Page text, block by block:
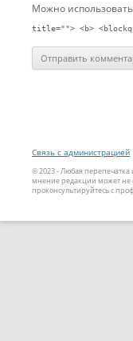
Можно
title=""> <b>
Связь с администрацией
© 2023 - Любая
мнение редакции может не
проконсультируйтесь с